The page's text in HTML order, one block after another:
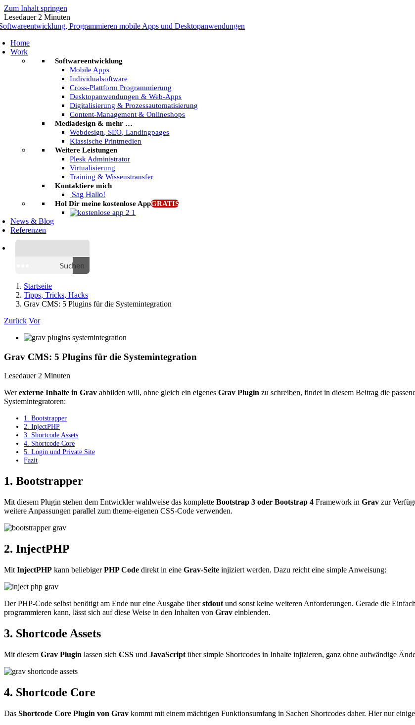
Zum Inhalt springen
Lesedauer 2 Minuten
Home
Work
Softwareentwicklung
Mobile Apps
Individualsoftware
Cross-Plattform Programmierung
Desktopanwendungen & Web-Apps
Digitalisierung & Prozessautomatisierung
Content-Management & Onlineshops
Mediadesign & mehr …
Webdesign, SEO, Landingpages
Klassische Printmedien
Weitere Leistungen
Plesk Administrator
Virtualisierung
Training & Wissenstransfer
Kontaktiere mich
Sag Hallo!
Hol Dir meine kostenlose AppGRATIS
News & Blog
Referenzen
Suchen
Startseite
Tipps, Tricks, Hacks
Grav CMS: 5 Plugins für die Systemintegration
Zurück Vor
Grav CMS: 5 Plugins für die Systemintegration
Lesedauer 2 Minuten
Werexterne Inhalte in Grav abbilden will, ohne gleich ein eigenes Grav Plugin zu schreiben, findet in diesem Beitrag die
Systemintegratoren:
1. Bootstrapper
2. InjectPHP
3. Shortcode Assets
4. Shortcode Core
5. Login und Private Site
Fazit
1. Bootstrapper
Mit diesem Plugin stehen dem Entwickler wahlweise das komplette Bootstrap 3 oder Bootstrap 4 Framework in Grav zur
weitere Anpassungen parallel zum theme-eigenen CSS-Code verwenden.
2. InjectPHP
Mit InjectPHP kann beliebigerPHP Code direkt in eine Grav-Seite injiziert werden. Dazu reicht eine simple Anweisung:
Der PHP-Code selbst benötigt am Ende nur eine Ausgabe überstdout und sonst keine weiteren Anforderungen. Gerade die
programmieren kann, lässt sich auf diese Weise in den Inhalten von Grav einblenden.
3. Shortcode Assets
Mit diesem Grav Plugin lassen sich CSS und JavaScript über simple Shortcodes in Inhalte injizieren, ganz ohne aufwändige
4. Shortcode Core
Das Shortcode Core Plugin von Grav kommt mit einem mächtigen Funktionsumfang in Sachen Shortcodes daher. Hier nur